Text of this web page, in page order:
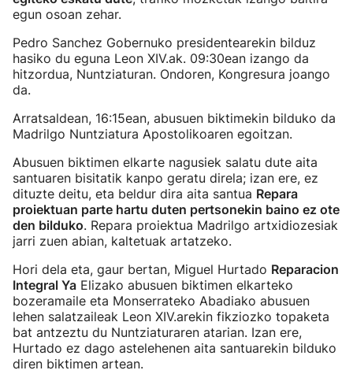
egun osoan zehar.
Pedro Sanchez Gobernuko presidentearekin bilduz
hasiko du eguna Leon XIV.ak. 09:30ean izango da
hitzordua, Nuntziaturan. Ondoren, Kongresura joango
da.
Arratsaldean, 16:15ean, abusuen biktimekin bilduko da
Madrilgo Nuntziatura Apostolikoaren egoitzan.
Abusuen biktimen elkarte nagusiek salatu dute aita
santuaren bisitatik kanpo geratu direla; izan ere, ez
dituzte deitu, eta beldur dira aita santua Repara
proiektuan parte hartu duten pertsonekin baino ez ote
den bilduko. Repara proiektua Madrilgo artxidiozesiak
jarri zuen abian, kaltetuak artatzeko.
Hori dela eta, gaur bertan, Miguel Hurtado Reparacion
Integral Ya Elizako abusuen biktimen elkarteko
bozeramaile eta Monserrateko Abadiako abusuen
lehen salatzaileak Leon XIV.arekin fikziozko topaketa
bat antzeztu du Nuntziaturaren atarian. Izan ere,
Hurtado ez dago astelehenen aita santuarekin bilduko
diren biktimen artean.